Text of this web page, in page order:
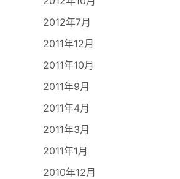
2012年7月
2011年12月
2011年10月
2011年9月
2011年4月
2011年3月
2011年1月
2010年12月